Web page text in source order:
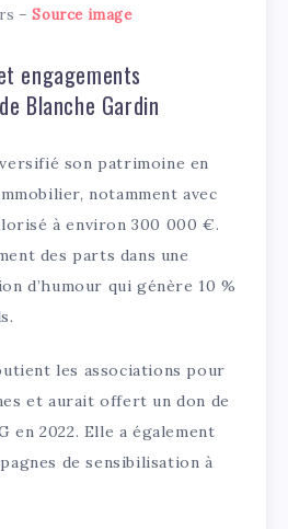
–Source image
engagements
Blanche Gardin
son patrimoine en
notamment avec
à environ 300 000 €.
des parts dans une
d’humour qui génère 10 %
les associations pour
et aurait offert un don de
en 2022. Elle a également
de sensibilisation à